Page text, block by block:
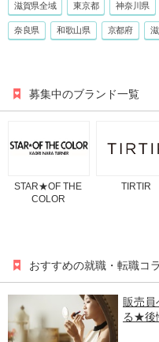
滋賀県全域 東京都 神奈川県
奈良県 和歌山県 京都府
募集中のブランド一覧
STAR★OF THE
COLOR
TIRTIR
おすすめの就職・転職コ
販売員
る★後